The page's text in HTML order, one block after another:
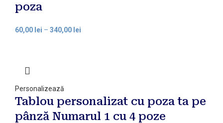
poza
60,00 lei – 340,00 lei
Personalizează
Tablou personalizat cu poza ta pe
pânză Numarul 1 cu 4 poze